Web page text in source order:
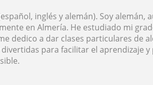
inglés y alemán). Soy alemán,
en Almería. He estudiado mi
dedico a dar clases particulares de
para facilitar el aprendizaje y